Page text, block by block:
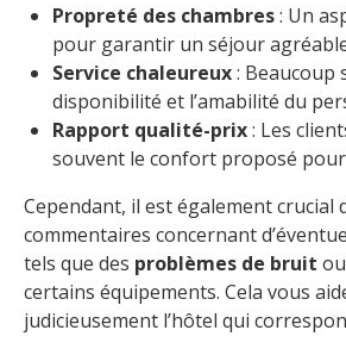
Propreté des chambres: Un
pour garantir un séjour
Service chaleureux: Beaucoup
disponibilité et l’amabilité du
Rapport qualité-prix: Les
souvent le confort proposé
Cependant, il est également crucial
commentaires concernant
tels que des problèmes de bruit
certains équipements. Cela vous
judicieusement l’hôtel qui